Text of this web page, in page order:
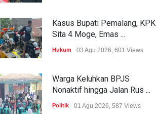
Kasus Bupati Pemalang, KPK
Sita 4 Moge, Emas ...
Hukum 03 Agu 2026, 601 Views
Warga Keluhkan BPJS
Nonaktif hingga Jalan Rus ...
Politik 01 Agu 2026, 587 Views